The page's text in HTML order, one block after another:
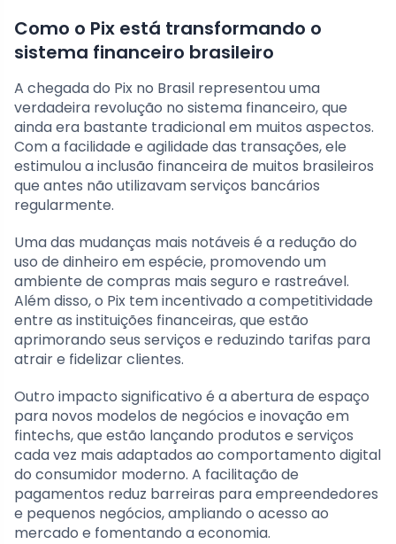
Como o Pix está transformando o
sistema financeiro brasileiro
A chegada do Pix no Brasil representou uma
verdadeira revolução no sistema financeiro, que
ainda era bastante tradicional em muitos aspectos.
Com a facilidade e agilidade das transações, ele
estimulou a inclusão financeira de muitos brasileiros
que antes não utilizavam serviços bancários
regularmente.
Uma das mudanças mais notáveis é a redução do
uso de dinheiro em espécie, promovendo um
ambiente de compras mais seguro e rastreável.
Além disso, o Pix tem incentivado a competitividade
entre as instituições financeiras, que estão
aprimorando seus serviços e reduzindo tarifas para
atrair e fidelizar clientes.
Outro impacto significativo é a abertura de espaço
para novos modelos de negócios e inovação em
fintechs, que estão lançando produtos e serviços
cada vez mais adaptados ao comportamento digital
do consumidor moderno. A facilitação de
pagamentos reduz barreiras para empreendedores
e pequenos negócios, ampliando o acesso ao
mercado e fomentando a economia.